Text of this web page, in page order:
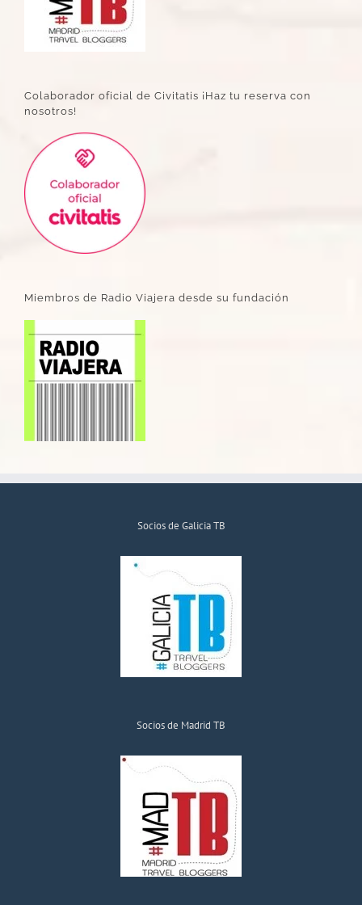
Colaborador oficial de Civitatis ¡Haz tu reserva con
nosotros!
Miembros de Radio Viajera desde su fundación
Socios de Galicia TB
Socios de Madrid TB